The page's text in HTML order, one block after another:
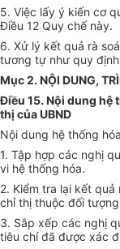
5. Việc lấy ý kiến cơ
Điều 12 Quy chế này.
6. Xử lý kết quả rà
tương tự như quy
Mục 2. NỘI DUNG,
Điều 15. Nội dung hệ
thị của UBND
Nội dung hệ thống
1. Tập hợp các nghị
vi hệ thống hóa.
2. Kiểm tra lại kết
chỉ thị thuộc đối
3. Sắp xếp các nghị
tiêu chí đã được xác